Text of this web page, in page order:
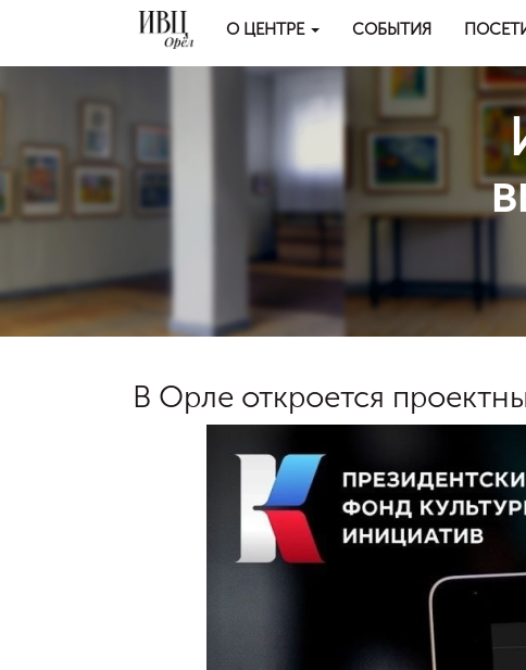
О ЦЕНТРЕ СОБЫТИЯ
В Орле откроется